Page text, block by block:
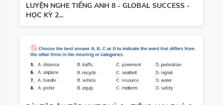
LUYỆN NGHE TIẾNG ANH 8 - GLOBAL SUCCESS -
HỌC KỲ 2...